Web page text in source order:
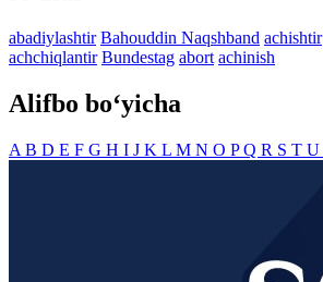
abadiylashtir Bahouddin Naqshband achishtir
achchiqlantir Bundestag abort achinish
Alifbo bo‘yicha
A B D E F G H I J K L M N O PQ R S T U